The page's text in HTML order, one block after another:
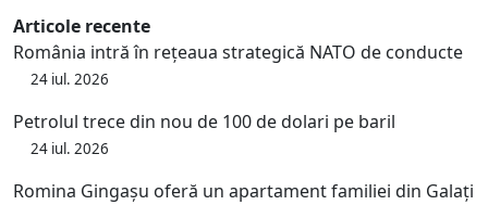
Articole recente
România intră în rețeaua strategică NATO de conducte
24 iul. 2026
Petrolul trece din nou de 100 de dolari pe baril
24 iul. 2026
Romina Gingașu oferă un apartament familiei din Galați